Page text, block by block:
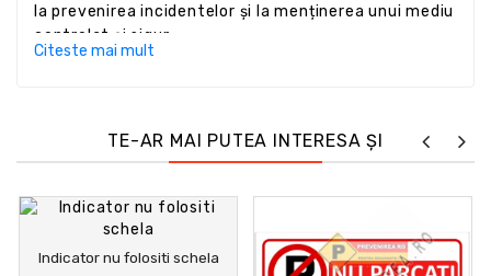
la prevenirea incidentelor și la menținerea unui mediu
controlat și sigur.
Citeste mai mult
TE-AR MAI PUTEA INTERESA ȘI
Indicator nu folositi schela